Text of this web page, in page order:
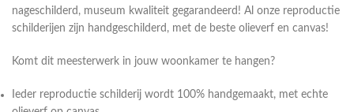
nageschilderd, museum kwaliteit gegarandeerd! Al onze reproductie
schilderijen zijn handgeschilderd, met de beste olieverf en canvas!
Komt dit meesterwerk in jouw woonkamer te hangen?
Ieder reproductie schilderij wordt 100% handgemaakt, met echte